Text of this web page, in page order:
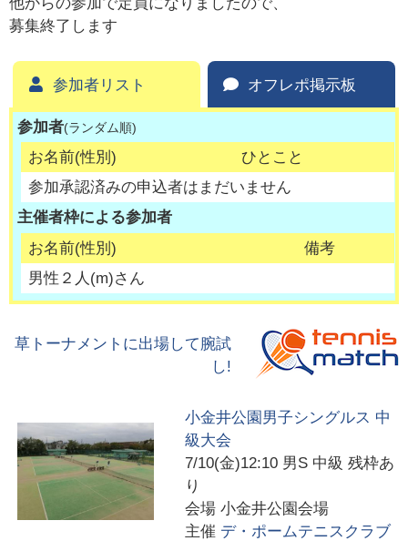
募集終了します
参加者リスト オフレポ掲示板
参加者(ランダム順)
お名前(性別)
ひとこと
参加承認済みの申込者はまだいません
主催者枠による参加者
お名前(性別)
備考
男性２人 (m)さん
草トーナメントに出場して腕試
し!
小金井公園男子シングルス 中
級大会
7/10(金)12:10 男S 中級 残枠あ
り
会場 小金井公園会場
主催 デ・ポームテニスクラブ